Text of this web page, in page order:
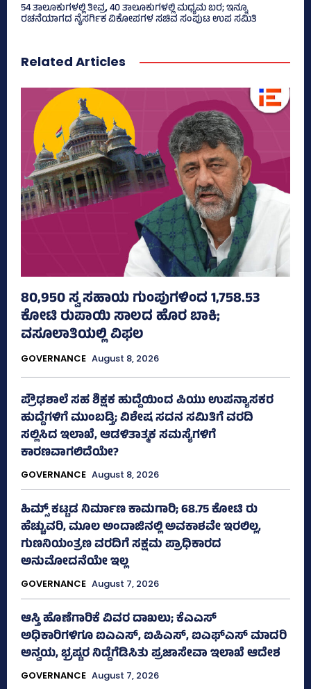
54 ತಾಲೂಕುಗಳಲ್ಲಿ ತೀವ್ರ, 40 ತಾಲೂಕುಗಳಲ್ಲಿ ಮಧ್ಯಮ ಬರ; ಇನ್ನೂ
ರಚನೆಯಾಗದ ನೈಸರ್ಗಿಕ ವಿಕೋಪಗಳ ಸಚಿವ ಸಂಪುಟ ಉಪ ಸಮಿತಿ
Related Articles
80,950 ಸ್ವ ಸಹಾಯ ಗುಂಪುಗಳಿಂದ 1,758.53
ಕೋಟಿ ರುಪಾಯಿ ಸಾಲದ ಹೊರ ಬಾಕಿ;
ವಸೂಲಾತಿಯಲ್ಲಿ ವಿಫಲ
GOVERNANCE August 8, 2026
ಪ್ರೌಢಶಾಲೆ ಸಹ ಶಿಕ್ಷಕ ಹುದ್ದೆಯಿಂದ ಪಿಯು ಉಪನ್ಯಾಸಕರ
ಹುದ್ದೆಗಳಿಗೆ ಮುಂಬಡ್ತಿ; ವಿಶೇಷ ಸದನ ಸಮಿತಿಗೆ ವರದಿ
ಸಲ್ಲಿಸಿದ ಇಲಾಖೆ, ಆಡಳಿತಾತ್ಮಕ ಸಮಸ್ಯೆಗಳಿಗೆ
ಕಾರಣವಾಗಲಿದೆಯೇ?
GOVERNANCE August 8, 2026
ಹಿಮ್ಸ್‌ ಕಟ್ಟಡ ನಿರ್ಮಾಣ ಕಾಮಗಾರಿ; 68.75 ಕೋಟಿ ರು
ಹೆಚ್ಚುವರಿ, ಮೂಲ ಅಂದಾಜಿನಲ್ಲಿ ಅವಕಾಶವೇ ಇರಲಿಲ್ಲ,
ಗುಣನಿಯಂತ್ರಣ ವರದಿಗೆ ಸಕ್ಷಮ ಪ್ರಾಧಿಕಾರದ
ಅನುಮೋದನೆಯೇ ಇಲ್ಲ
GOVERNANCE August 7, 2026
ಆಸ್ತಿ ಹೊಣೆಗಾರಿಕೆ ವಿವರ ದಾಖಲು; ಕೆಎಎಸ್
ಅಧಿಕಾರಿಗಳಿಗೂ ಐಎಎಸ್‌, ಐಪಿಎಸ್‌, ಐಎಫ್‌ಎಸ್‌ ಮಾದರಿ
ಅನ್ವಯ, ಭ್ರಷ್ಟರ ನಿದ್ದೆಗೆಡಿಸಿತು ಪ್ರಜಾಸೇವಾ ಇಲಾಖೆ ಆದೇಶ
GOVERNANCE August 7, 2026